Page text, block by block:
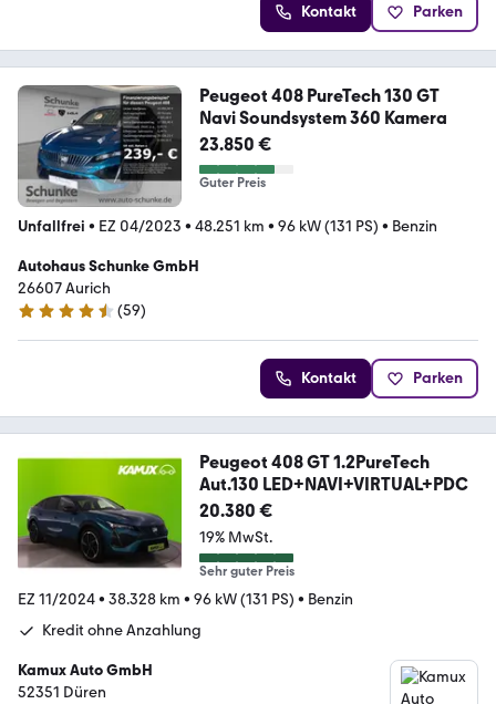
Kontakt Parken
Peugeot 408 PureTech 130 GT
Navi Soundsystem 360 Kamera
23.850 €
Guter Preis
Unfallfrei • EZ 04/2023 • 48.251 km • 96 kW (131 PS) • Benzin
Autohaus Schunke GmbH
26607 Aurich
4.5 Sterne
(59)
Kontakt Parken
Peugeot 408 GT 1.2PureTech
Aut.130 LED+NAVI+VIRTUAL+PDC
20.380 €
19% MwSt.
Sehr guter Preis
EZ 11/2024• 38.328 km • 96 kW (131 PS) • Benzin
Kredit ohne Anzahlung
Kamux Auto GmbH
52351 Düren